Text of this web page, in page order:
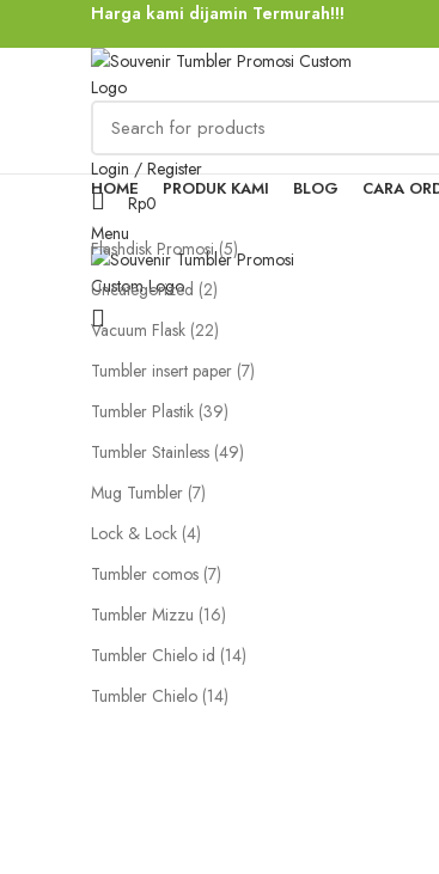
Harga kami dijamin Termurah!!!
Login / Register
Rp0
Menu
HOME PRODUK KAMI BLOG CARA
Flashdisk Promosi 55
products
Uncategorized 22
Vacuum Flask 2222
Tumbler insert paper 77
Tumbler Plastik 3939
Tumbler Stainless 4949
Mug Tumbler 77
Lock & Lock 44
Tumbler comos 77
Tumbler Mizzu 1616
Tumbler Chielo id 1414
Tumbler Chielo 1414